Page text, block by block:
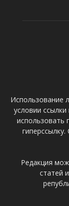
Использование
условии
использовать
Редакция
статей